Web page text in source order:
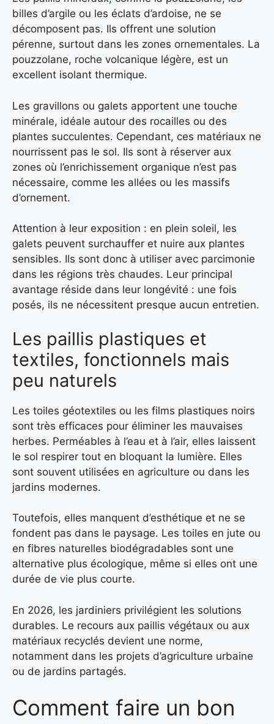
billes d’argile ou les éclats d’ardoise, ne se
décomposent pas. Ils offrent une solution
pérenne, surtout dans les zones ornementales. La
pouzzolane, roche volcanique légère, est un
excellent isolant thermique.
Les gravillons ou galets apportent une touche
minérale, idéale autour des rocailles ou des
plantes succulentes. Cependant, ces matériaux ne
nourrissent pas le sol. Ils sont à réserver aux
zones où l’enrichissement organique n’est pas
nécessaire, comme les allées ou les massifs
d’ornement.
Attention à leur exposition : en plein soleil, les
galets peuvent surchauffer et nuire aux plantes
sensibles. Ils sont donc à utiliser avec parcimonie
dans les régions très chaudes. Leur principal
avantage réside dans leur longévité : une fois
posés, ils ne nécessitent presque aucun entretien.
Les paillis plastiques et
textiles, fonctionnels mais
peu naturels
Les toiles géotextiles ou les films plastiques noirs
sont très efficaces pour éliminer les mauvaises
herbes. Perméables à l’eau et à l’air, elles laissent
le sol respirer tout en bloquant la lumière. Elles
sont souvent utilisées en agriculture ou dans les
jardins modernes.
Toutefois, elles manquent d’esthétique et ne se
fondent pas dans le paysage. Les toiles en jute ou
en fibres naturelles biodégradables sont une
alternative plus écologique, même si elles ont une
durée de vie plus courte.
En 2026, les jardiniers privilégient les solutions
durables. Le recours aux paillis végétaux ou aux
matériaux recyclés devient une norme,
notamment dans les projets d’agriculture urbaine
ou de jardins partagés.
Comment faire un bon